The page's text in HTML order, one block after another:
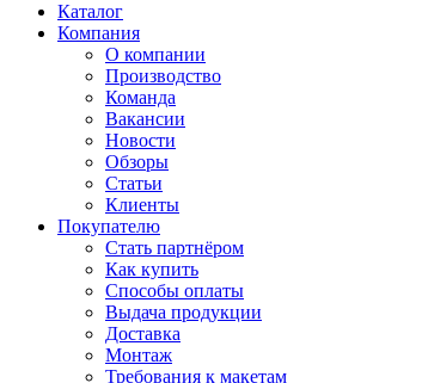
Каталог
Компания
О компании
Производство
Команда
Вакансии
Новости
Обзоры
Статьи
Клиенты
Покупателю
Стать партнёром
Как купить
Способы оплаты
Выдача продукции
Доставка
Монтаж
Требования к макетам